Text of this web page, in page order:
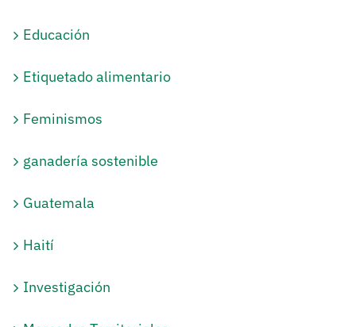
Educación
Etiquetado alimentario
Feminismos
ganadería sostenible
Guatemala
Haití
Investigación